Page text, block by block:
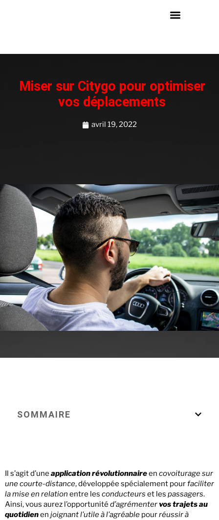
Miser sur Citygo pour optimiser
vos déplacements
avril 19, 2022
SOMMAIRE
Il s’agit d’une application révolutionnaireen covoiturage sur
une courte-distance, développée spécialement pourfaciliter
la mise en relation entre les conducteurs et les passagers.
Ainsi, vous aurez l’opportunité d’agrémentervos trajets au
quotidienen joignant l’utile à l’agréable pourréussir à